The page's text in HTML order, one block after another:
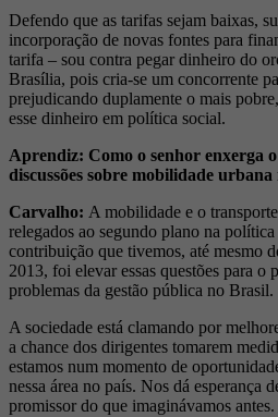
Defendo que as tarifas sejam baixas,
incorporação de novas fontes para
tarifa – sou contra pegar dinheiro do
Brasília, pois cria-se um concorrente
prejudicando duplamente o mais
esse dinheiro em política social.
Aprendiz: Como o senhor enxerga
discussões sobre mobilidade
Carvalho: A mobilidade e o
relegados ao segundo plano na
contribuição que tivemos, até mesmo
2013, foi elevar essas questões para o
problemas da gestão pública no Brasil.
A sociedade está clamando por
a chance dos dirigentes tomarem
estamos num momento de
nessa área no país. Nos dá esperança
promissor do que imaginávamos antes.